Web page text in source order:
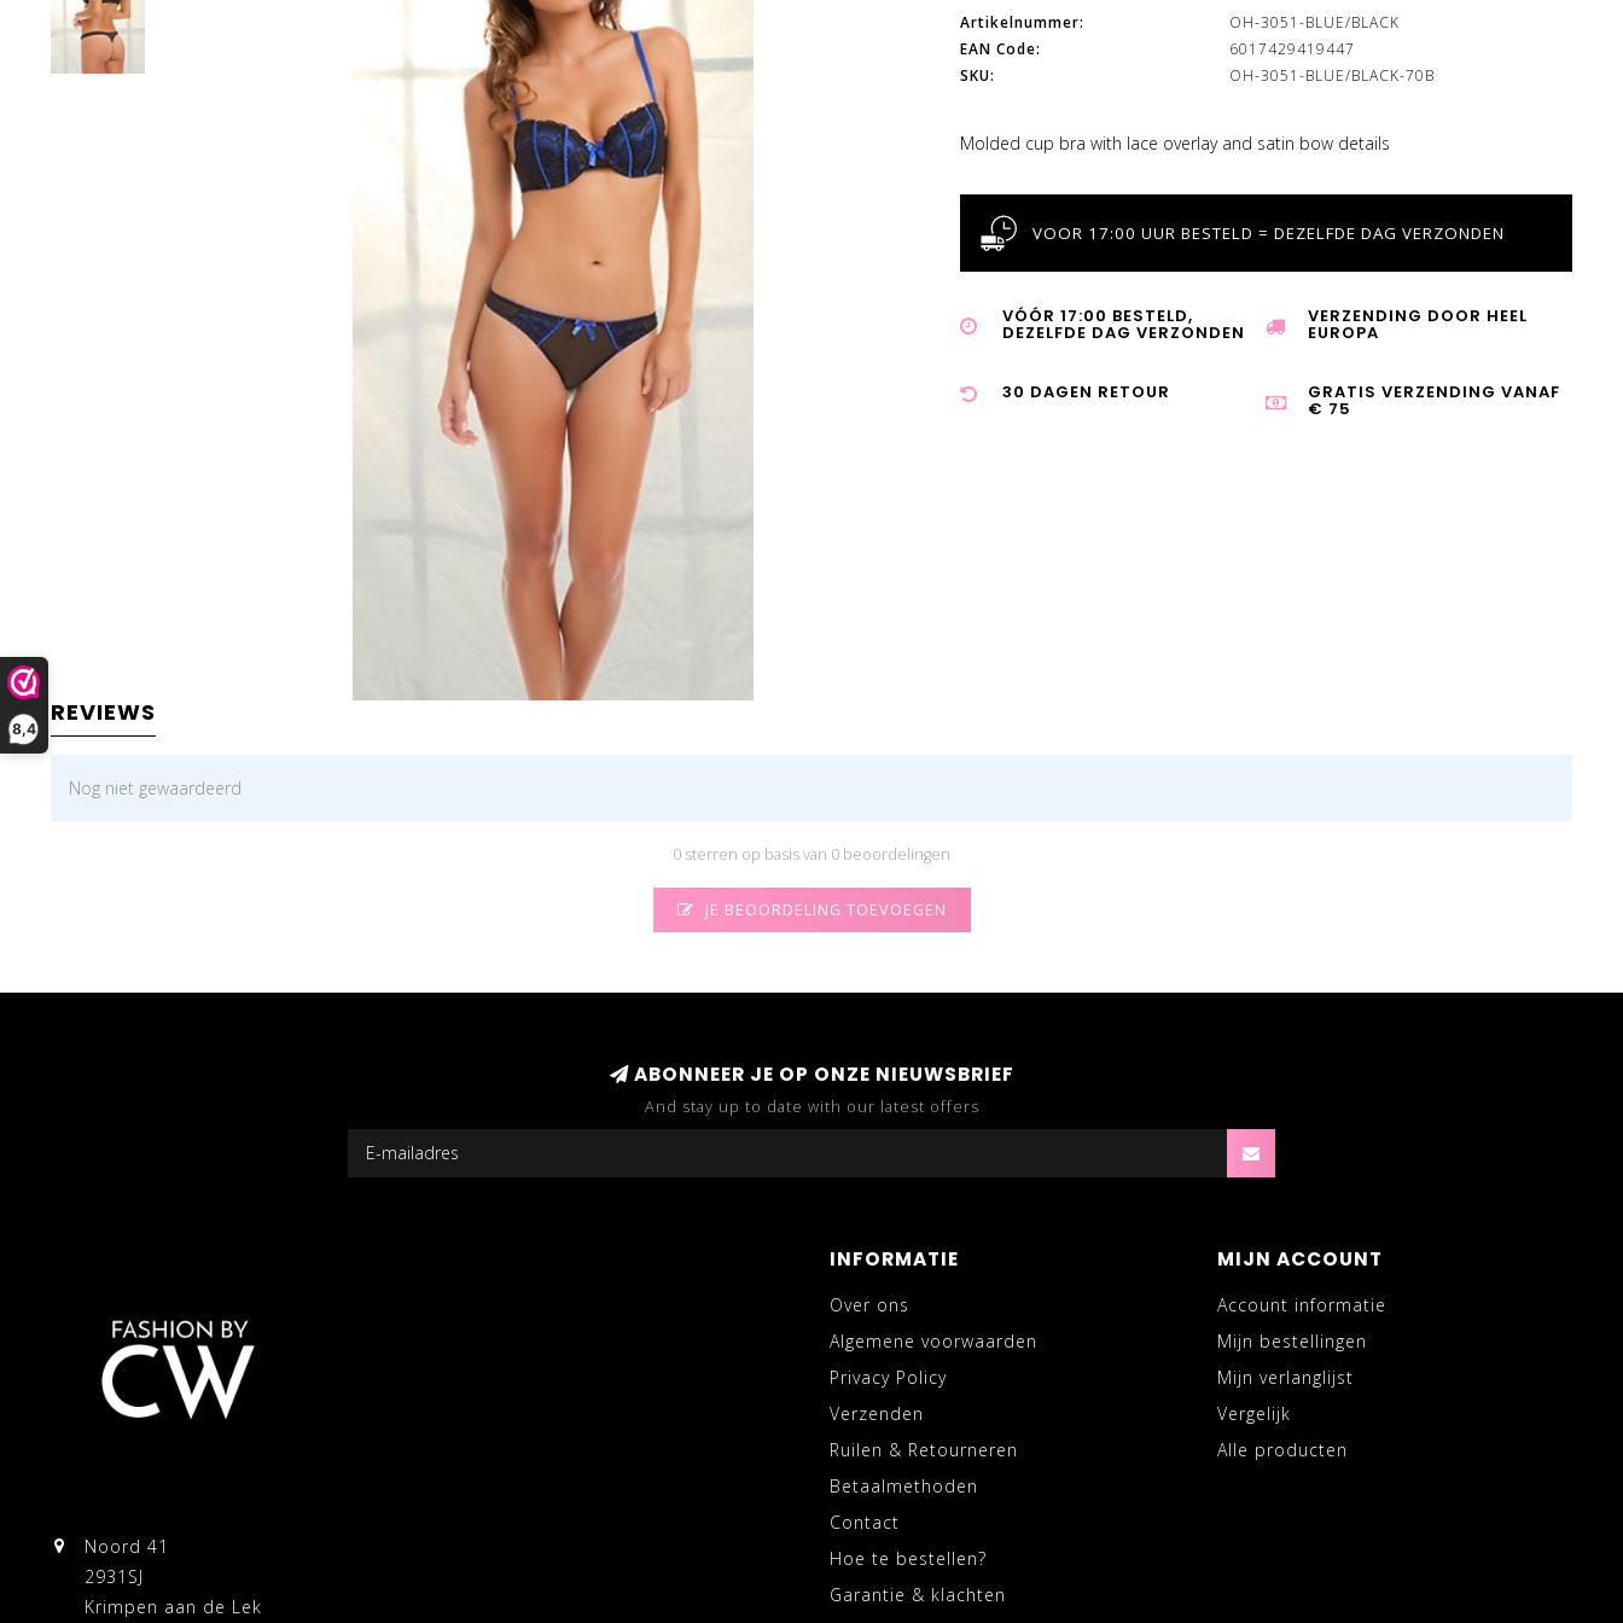
8,4
Artikelnummer:
OH-3051-BLUE/BLACK
EAN Code:
6017429419447
SKU:
OH-3051-BLUE/BLACK-70B
Molded cup bra with lace overlay and satin bow details
VOOR 17:00 UUR BESTELD = DEZELFDE DAG VERZONDEN
VÓÓR 17:00 BESTELD,
DEZELFDE DAG VERZONDEN
VERZENDING DOOR HEEL
EUROPA
30 DAGEN RETOUR GRATIS VERZENDING VANAF
€ 75
REVIEWS
Nog niet gewaardeerd
0 sterren op basis van 0 beoordelingen
JE BEOORDELING TOEVOEGEN
ABONNEER JE OP ONZE NIEUWSBRIEF
And stay up to date with our latest offers
Noord 41
2931SJ
Krimpen aan de Lek
INFORMATIE
Over ons
Algemene voorwaarden
Privacy Policy
Verzenden
Ruilen & Retourneren
Betaalmethoden
Contact
Hoe te bestellen?
Garantie & klachten
MIJN ACCOUNT
Account informatie
Mijn bestellingen
Mijn verlanglijst
Vergelijk
Alle producten